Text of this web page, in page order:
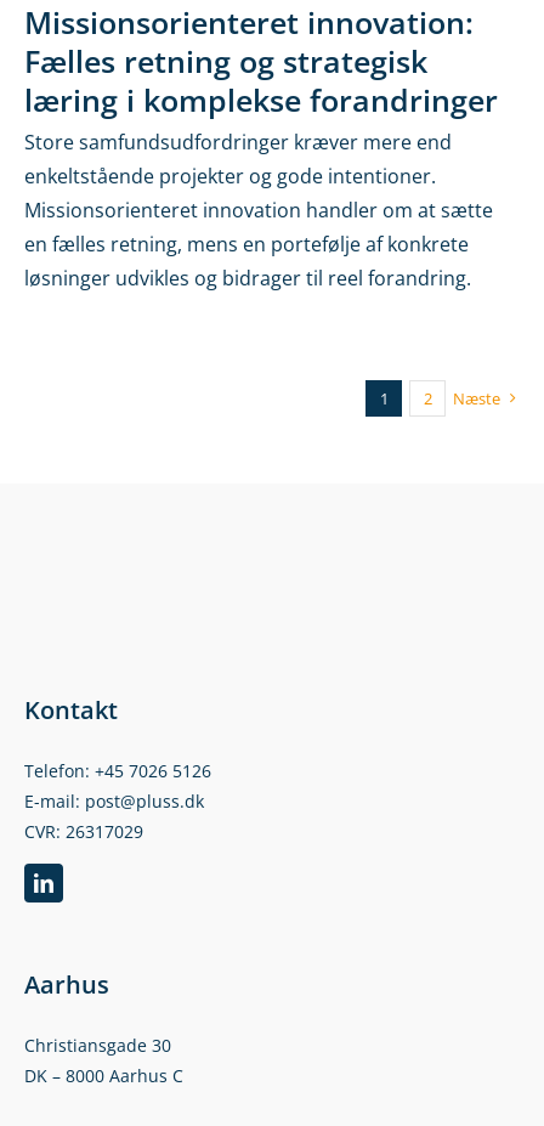
Missionsorienteret innovation:
Fælles retning og strategisk
læring i komplekse forandringer
Store samfundsudfordringer kræver mere end
enkeltstående projekter og gode intentioner.
Missionsorienteret innovation handler om at sætte
en fælles retning, mens en portefølje af konkrete
løsninger udvikles og bidrager til reel forandring.
1 2 Næste
Kontakt
Telefon: +45 7026 5126
E-mail: post@pluss.dk
CVR: 26317029
Aarhus
Christiansgade 30
DK – 8000 Aarhus C